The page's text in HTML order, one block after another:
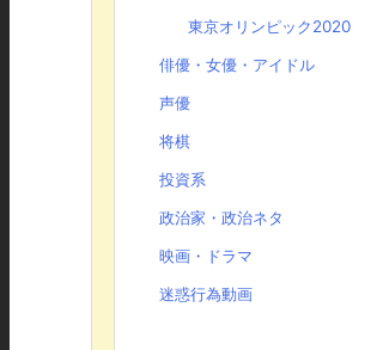
東京オリンピック2020
俳優・女優・アイドル
声優
将棋
投資系
政治家・政治ネタ
映画・ドラマ
迷惑行為動画